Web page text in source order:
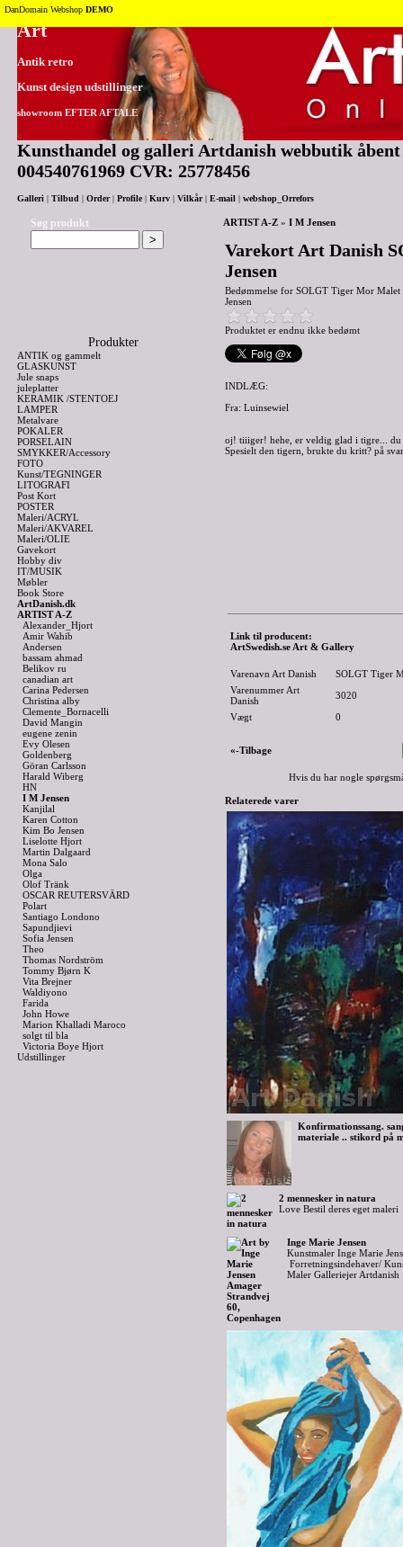
Tilbage til toppen
Art
Antik retro
Kunst design udstillinger
showroom EFTER AFTALE
Kunsthandel og galleri Artdanish webbutik
004540761969 CVR: 25778456
Galleri Tilbud Order| Profile| Kurv Vilkår| E-mail webshop_Orrefors
Søg produkt
Produkter
ANTIK og gammelt
GLASKUNST
Jule snaps
juleplatter
KERAMIK /STENTOEJ
LAMPER
Metalvare
POKALER
PORSELAIN
SMYKKER/Accessory
FOTO
Kunst/TEGNINGER
LITOGRAFI
Post Kort
POSTER
Maleri/ACRYL
Maleri/AKVAREL
Maleri/OLIE
Gavekort
Hobby div
IT/MUSIK
Møbler
Book Store
ArtDanish.dk
ARTIST A-Z
Alexander_Hjort
Amir Wahib
Andersen
bassam ahmad
Belikov ru
canadian art
Carina Pedersen
Christina alby
Clemente_Bornacelli
David Mangin
eugene zenin
Evy Olesen
Goldenberg
Göran Carlsson
Harald Wiberg
HN
I M Jensen
Kanjilal
Karen Cotton
Kim Bo Jensen
Liselotte Hjort
Martin Dalgaard
Mona Salo
Olga
Olof Tränk
OSCAR REUTERSVÄRD
Polart
Santiago Londono
Sapundjievi
Sofia Jensen
Theo
Thomas Nordström
Tommy Bjørn K
Vita Brejner
Waldiyono
Farida
John Howe
Marion Khalladi Maroco
solgt til bla
Victoria Boye Hjort
Udstillinger
ARTIST A-Z » I M Jensen
Varekort Art Danish
Jensen
Bedømmelse for SOLGT Tiger Mor
Jensen
Produktet er endnu ikke bedømt
INDLÆG:
Fra: Luinsewiel
oj! tiiiger! hehe, er veldig glad i tigre...
Spesielt den tigern, brukte du kritt? på
Link til producent:
ArtSwedish.se Art & Gallery
Varenavn Art Danish
SOLGT Tiger
Varenummer Art
Danish
3020
Vægt
0
«-Tilbage
Hvis du har nogle
Relaterede varer
Konfirmationssang.
materiale .. stikord på
2 mennesker in natura
Love Bestil deres eget maleri
Inge Marie Jensen
Kunstmaler Inge Marie
Forretningsindehaver/
Maler Galleriejer Artdanish
DanDomain Webshop DEMO